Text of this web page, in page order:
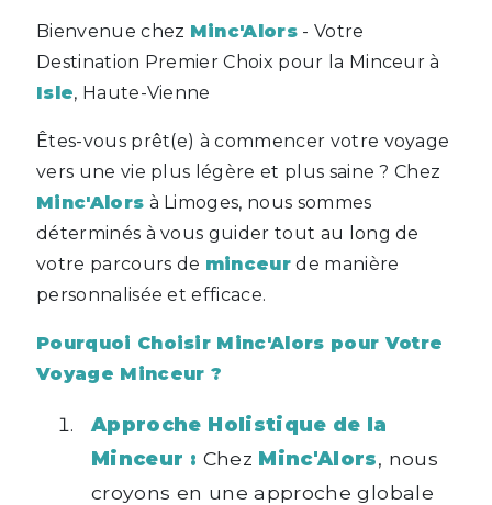
Bienvenue chez Minc'Alors - Votre
Destination Premier Choix pour la Minceur à
Isle, Haute-Vienne
Êtes-vous prêt(e) à commencer votre voyage
vers une vie plus légère et plus saine ? Chez
Minc'Alors à Limoges, nous sommes
déterminés à vous guider tout au long de
votre parcours de minceur de manière
personnalisée et efficace.
Pourquoi Choisir Minc'Alors pour Votre
Voyage Minceur ?
Approche Holistique de la
Minceur : Chez Minc'Alors, nous
croyons en une approche globale